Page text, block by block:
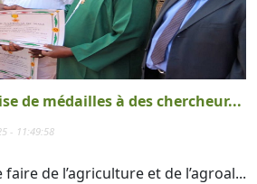
de médailles à des chercheur...
- 11:49:58
faire de l’agriculture et de l’agroal...